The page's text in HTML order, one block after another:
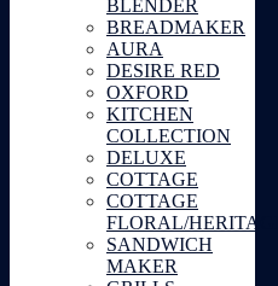
BLENDER
BREADMAKER
AURA
DESIRE RED
OXFORD
KITCHEN
COLLECTION
DELUXE
COTTAGE
COTTAGE
FLORAL/HERITAGE
SANDWICH
MAKER